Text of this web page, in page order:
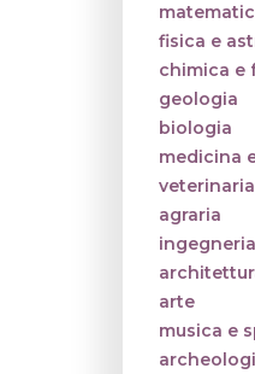
fisica e
chimica e
geologia
biologia
medicina
veterinaria
agraria
ingegneria
arte
musica e